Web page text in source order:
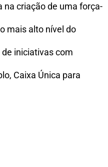
na criação de uma força-
mais alto nível do
iniciativas com
Caixa Única para